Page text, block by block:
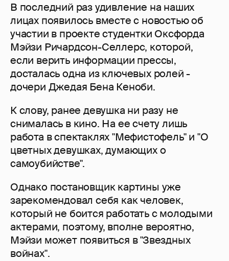
В последний раз удивление на наших
лицах появилось вместе с новостью об
участии в проекте студентки Оксфорда
Мэйзи Ричардсон-Селлерс, которой,
если верить информации прессы,
досталась одна из ключевых ролей -
дочери Джедая Бена Кеноби.
К слову, ранее девушка ни разу не
снималась в кино. На ее счету лишь
работа в спектаклях "Мефистофель" и "О
цветных девушках, думающих о
самоубийстве".
Однако постановщик картины уже
зарекомендовал себя как человек,
который не боится работать с молодыми
актерами, поэтому, вполне вероятно,
Мэйзи может появиться в "Звездных
войнах".